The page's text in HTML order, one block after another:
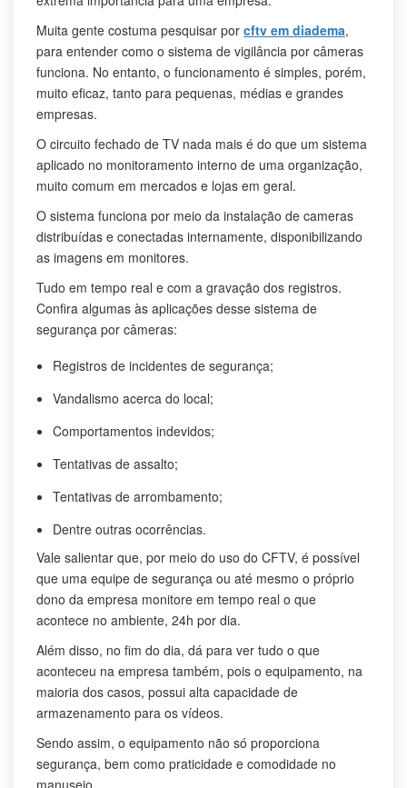
Muita gente costuma pesquisar por cftv em diadema,
para entender como o sistema de vigilância por câmeras
funciona. No entanto, o funcionamento é simples, porém,
muito eficaz, tanto para pequenas, médias e grandes
empresas.
O circuito fechado de TV nada mais é do que um sistema
aplicado no monitoramento interno de uma organização,
muito comum em mercados e lojas em geral.
O sistema funciona por meio da instalação de cameras
distribuídas e conectadas internamente, disponibilizando
as imagens em monitores.
Tudo em tempo real e com a gravação dos registros.
Confira algumas às aplicações desse sistema de
segurança por câmeras:
Registros de incidentes de segurança;
Vandalismo acerca do local;
Comportamentos indevidos;
Tentativas de assalto;
Tentativas de arrombamento;
Dentre outras ocorrências.
Vale salientar que, por meio do uso do CFTV, é possível
que uma equipe de segurança ou até mesmo o próprio
dono da empresa monitore em tempo real o que
acontece no ambiente, 24h por dia.
Além disso, no fim do dia, dá para ver tudo o que
aconteceu na empresa também, pois o equipamento, na
maioria dos casos, possui alta capacidade de
armazenamento para os vídeos.
Sendo assim, o equipamento não só proporciona
segurança, bem como praticidade e comodidade no
manuseio.